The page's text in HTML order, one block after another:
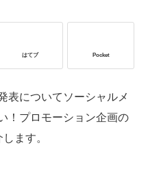
資料
はてブ Pocket
表についてソーシャルメ
！プロモーション企画の
ます。